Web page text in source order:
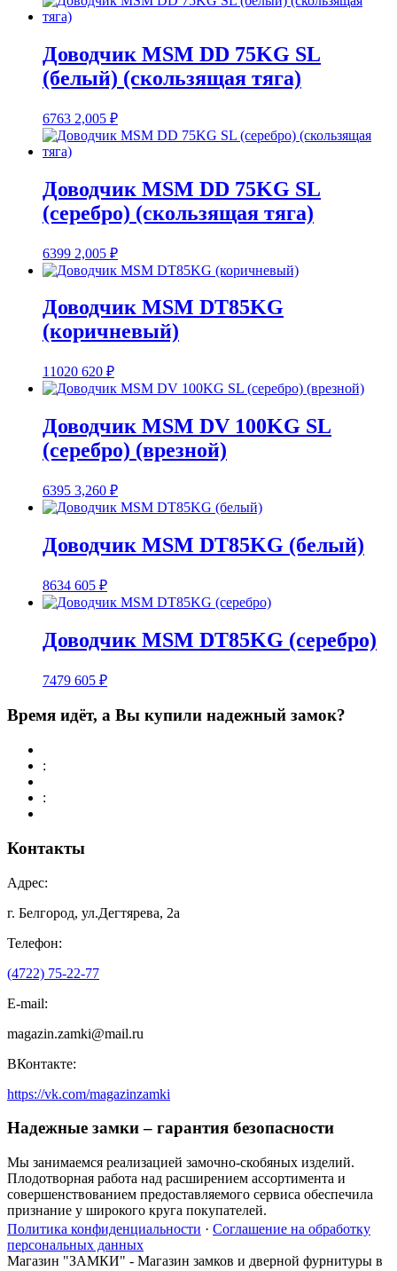
Доводчик MSM DD 75KG SL
(белый) (скользящая тяга)
6763 2,005 ₽
Доводчик MSM DD 75KG SL
(серебро) (скользящая тяга)
6399 2,005 ₽
Доводчик MSM DT85KG
(коричневый)
11020 620 ₽
Доводчик MSM DV 100KG SL
(серебро) (врезной)
6395 3,260 ₽
Доводчик MSM DТ85KG (белый)
8634 605 ₽
Доводчик MSM DТ85KG (серебро)
7479 605 ₽
Время идёт, а Вы купили надежный замок?
:
:
Контакты
Адрес:
г. Белгород, ул.Дегтярева, 2а
Телефон:
(4722) 75-22-77
E-mail:
magazin.zamki@mail.ru
ВКонтакте:
https://vk.com/magazinzamki
Надежные замки – гарантия безопасности
Мы занимаемся реализацией замочно-скобяных изделий.
Плодотворная работа над расширением ассортимента и
совершенствованием предоставляемого сервиса обеспечила
признание у широкого круга покупателей.
Политика конфиденциальности · Соглашение на обработку
персональных данных
Магазин "ЗАМКИ" - Магазин замков и дверной фурнитуры в